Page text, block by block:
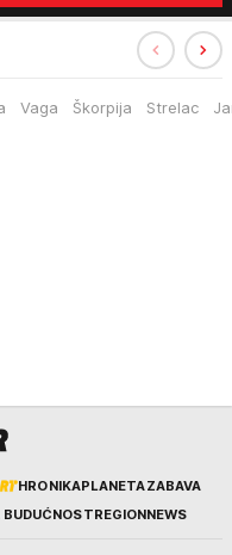
Vaga Škorpija Strelac
HRONIKAPLANETAZABAVA
BUDUĆNOSTREGIONNEWS